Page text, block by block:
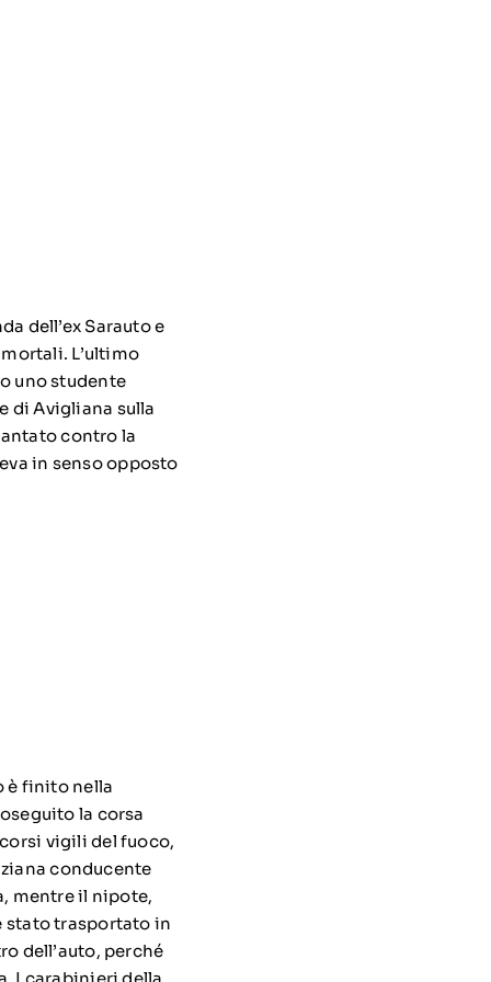
dell’ex Sarauto e
L’ultimo
uno studente
di Avigliana sulla
contro la
in senso opposto
è finito nella
la corsa
vigili del fuoco,
conducente
mentre il nipote,
stato trasportato in
dell’auto, perché